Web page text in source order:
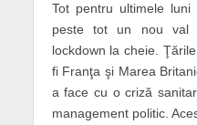
Tot pentru ultimele
peste tot un nou val
lockdown la cheie.
fi Franţa şi Marea
a face cu o criză
management politic.